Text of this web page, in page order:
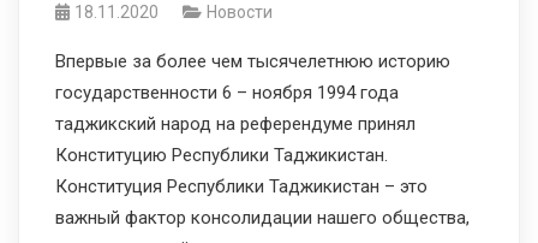
18.11.2020 Новости
Впервые за более чем тысячелетнюю историю
государственности 6 – ноября 1994 года
таджикский народ на референдуме принял
Конституцию Республики Таджикистан.
Конституция Республики Таджикистан – это
важный фактор консолидации нашего общества,